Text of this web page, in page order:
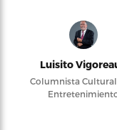
Luisito
Columnista Cultural